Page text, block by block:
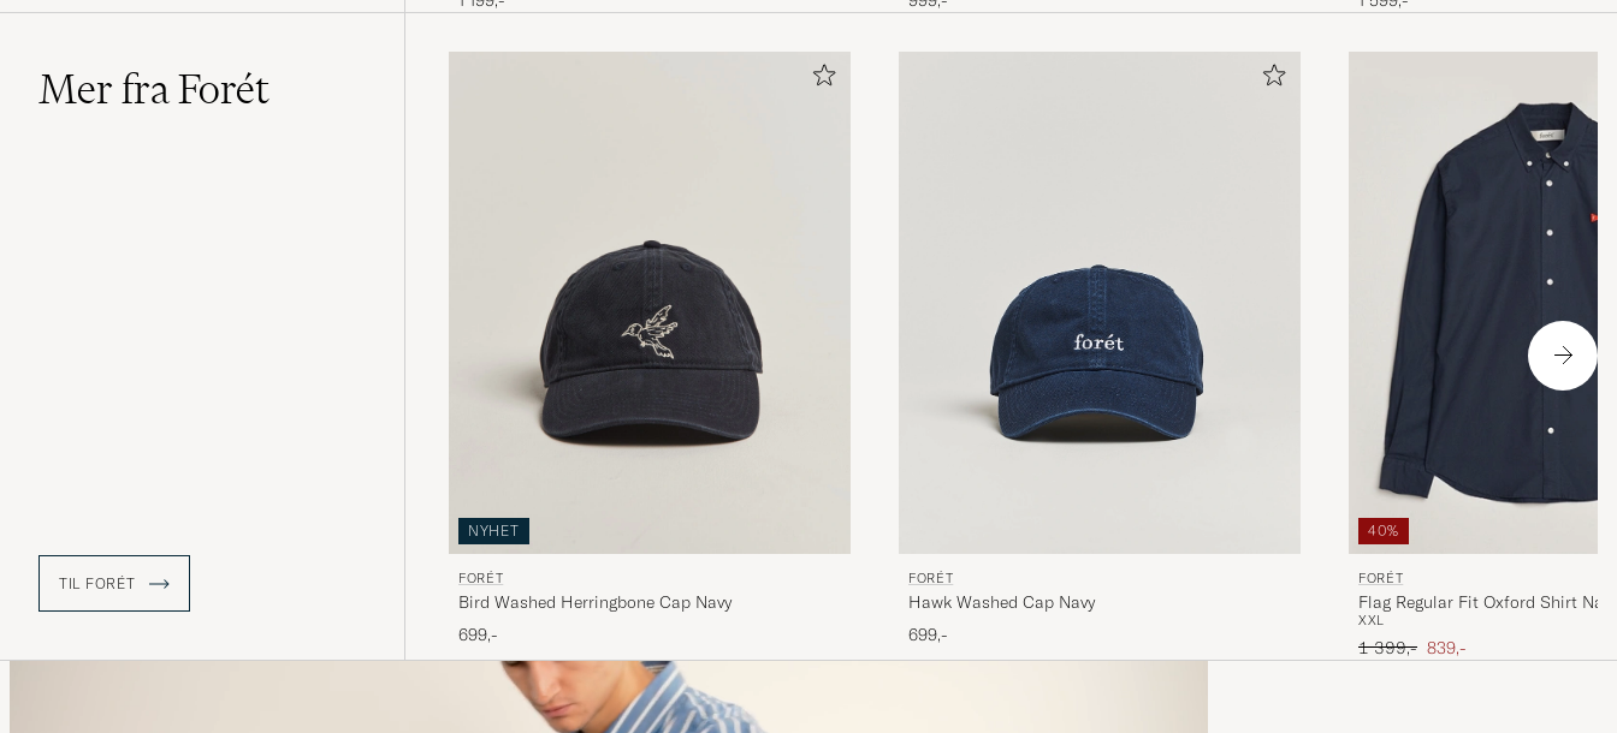
Mer fra Forét
TIL FORÉT
NYHET
FORÉT
Bird Washed Herringbone Cap Navy
699,-
FORÉT
Hawk Washed Cap Navy
699,-
40%
FORÉT
Flag Regular Fit Oxford Shirt Navy
XXL
Ordinær pris
1 399,- Nedsatt pris
839,-